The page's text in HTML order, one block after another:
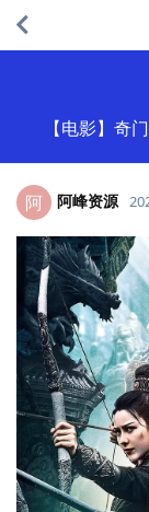
【电影】奇
阿 阿峰资源